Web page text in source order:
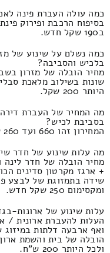
כמה עולה העברת פינה
בסיפוח הרכבת ופירוק
ב190 שקל חדש.
כמה נשלם על שינוע של
בלכיש והסביבה?
מחיר הובלה של מזרון
היותר 200 שקל.
מה המחיר של העברת
בסביבת לכיש?
המחירון זהו 660 ועד 260 שקלים חדשים.
מה עלות שינוע של חדר
מחיר הובלה של חדר לינה
+ ארגז מקרטון סדינים
ומקסימום 250 שקל חדש.
עלות שינוע של ארונות-
ואף ארבעה דלתות
ולכל היותר 200 ש"ח.